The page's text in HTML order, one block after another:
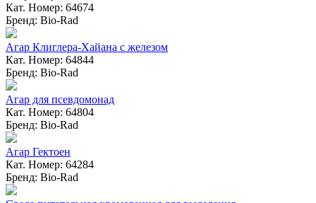
Кат. Номер: 64674
Бренд: Bio-Rad
Агар Клиглера-Хайана с железом
Кат. Номер: 64844
Бренд: Bio-Rad
Агар для псевдомонад
Кат. Номер: 64804
Бренд: Bio-Rad
Агар Гектоен
Кат. Номер: 64284
Бренд: Bio-Rad